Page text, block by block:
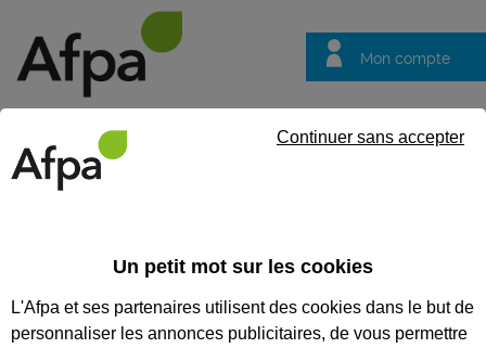
Mon compte
questions
Contrat d'apprentissage
REF : 1643653
Un petit mot sur les cookies
L'Afpa et ses partenaires utilisent des cookies dans le but de
personnaliser les annonces publicitaires, de vous permettre
Continuer sans accepter